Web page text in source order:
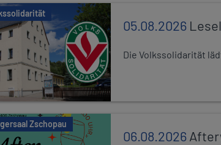
05.08.2026
Die Volkssolidarität
Zschopau
06.08.2026